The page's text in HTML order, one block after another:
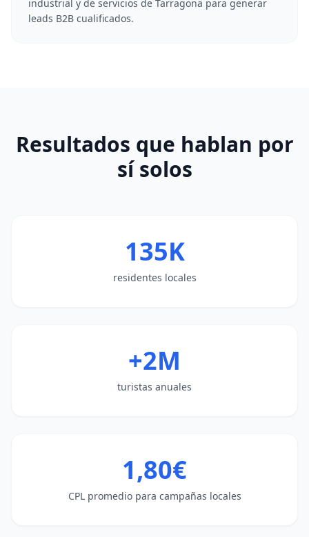
industrial y de servicios de Tarragona para generar
leads B2B cualificados.
Resultados que hablan por
sí solos
135K
residentes locales
+2M
turistas anuales
1,80€
CPL promedio para campañas locales